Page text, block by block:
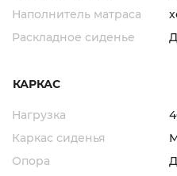
Наполнитель матраса
Раскладное сиденье
КАРКАС
Нагрузка
Каркас сиденья
Опора